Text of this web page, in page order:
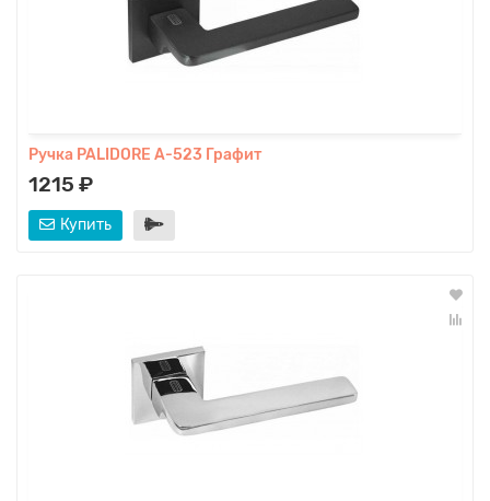
Ручка PALIDORE A-523 Графит
1215 ₽
Купить